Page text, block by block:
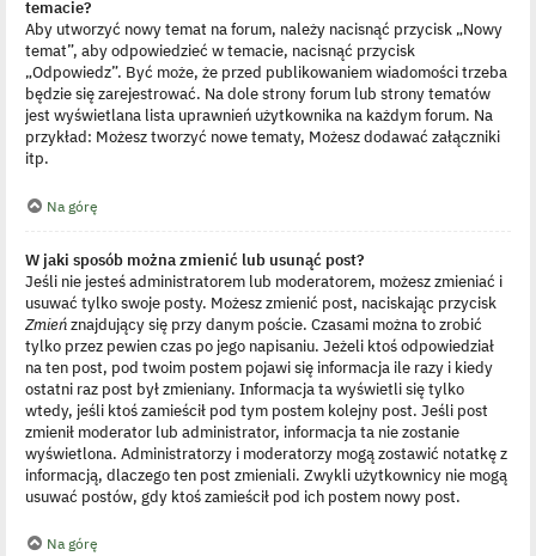
temacie?
Aby utworzyć nowy temat na forum, należy nacisnąć przycisk „Nowy
temat”, aby odpowiedzieć w temacie, nacisnąć przycisk
„Odpowiedz”. Być może, że przed publikowaniem wiadomości trzeba
będzie się zarejestrować. Na dole strony forum lub strony tematów
jest wyświetlana lista uprawnień użytkownika na każdym forum. Na
przykład: Możesz tworzyć nowe tematy, Możesz dodawać załączniki
itp.
Na górę
W jaki sposób można zmienić lub usunąć post?
Jeśli nie jesteś administratorem lub moderatorem, możesz zmieniać i
usuwać tylko swoje posty. Możesz zmienić post, naciskając przycisk
Zmieńznajdujący się przy danym poście. Czasami można to zrobić
tylko przez pewien czas po jego napisaniu. Jeżeli ktoś odpowiedział
na ten post, pod twoim postem pojawi się informacja ile razy i kiedy
ostatni raz post był zmieniany. Informacja ta wyświetli się tylko
wtedy, jeśli ktoś zamieścił pod tym postem kolejny post. Jeśli post
zmienił moderator lub administrator, informacja ta nie zostanie
wyświetlona. Administratorzy i moderatorzy mogą zostawić notatkę z
informacją, dlaczego ten post zmieniali. Zwykli użytkownicy nie mogą
usuwać postów, gdy ktoś zamieścił pod ich postem nowy post.
Na górę